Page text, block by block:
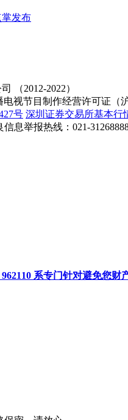
掌发布
（2012-2022）
电视节目制作经营许可证（
号 深圳证券交易所基本行
息举报热线：021-
系专门针对避免您财